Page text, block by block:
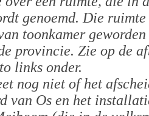
genoemd. Die
toonkamer
provincie. Zie op de
links onder.
nog niet of het
van Os en het